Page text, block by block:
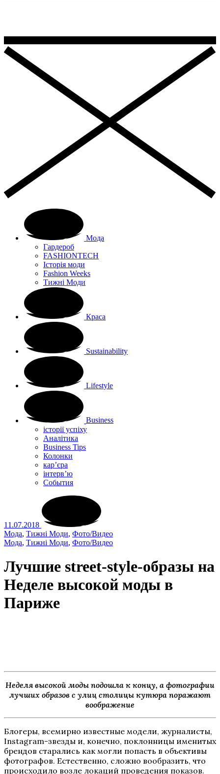
Мода
Гардероб
FASHIONTECH
Історія моди
Fashion Weeks
Тижні Моди
Краса
Sustainability
Lifestyle
Business
історії успіху
Аналітика
Business Tips
Колонки
кар’єра
інтерв’ю
Cобытия
11.07.2018
Мода, Тижні Моди, Фото/Видео
Мода, Тижні Моди, Фото/Видео
Лучшие street-style-образы на
Неделе высокой моды в
Париже
Неделя высокой моды подошла к концу, а фотографии
лучших образов с улиц столицы кутюра поражают
воображение
Блогеры, всемирно известные модели, журналисты,
Instagram-звезды и, конечно, поклонницы именитых
брендов старались как могли попасть в объективы
фотографов. Естественно, сложно вообразить, что
происходило возле локаций проведения показов.